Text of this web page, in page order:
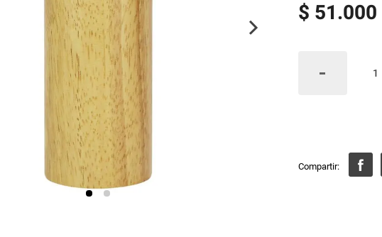
$ 51.000
Mantequilla